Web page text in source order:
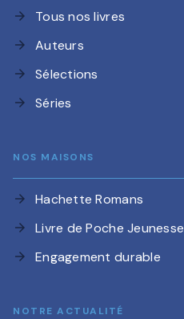
arrow_forward Tous nos livres
arrow_forward Auteurs
arrow_forward Sélections
arrow_forward Séries
NOS MAISONS
arrow_forward Hachette Romans
arrow_forward Livre de Poche Jeunesse
arrow_forward Engagement durable
NOTRE ACTUALITÉ